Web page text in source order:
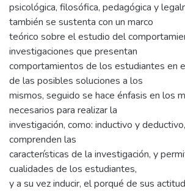
psicológica, filosófica, pedagógica y
también se sustenta con un marco
teórico sobre el estudio del
investigaciones que presentan
comportamientos de los estudiantes en
de las posibles soluciones a los
mismos, seguido se hace énfasis en los
necesarios para realizar la
investigación, como: inductivo y
comprenden las
características de la investigación, y
cualidades de los estudiantes,
y a su vez inducir, el porqué de sus